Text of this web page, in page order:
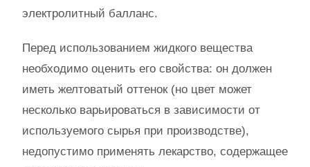
электролитный балланс.
Перед использованием жидкого вещества
необходимо оценить его свойства: он должен
иметь желтоватый оттенок (но цвет может
несколько варьироваться в зависимости от
используемого сырья при производстве),
недопустимо применять лекарство, содержащее